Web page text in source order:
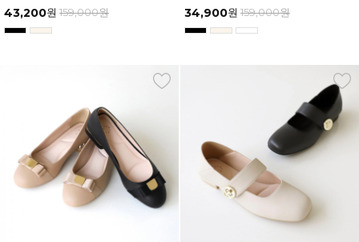
43,200원 159,000원 34,900원 159,000원